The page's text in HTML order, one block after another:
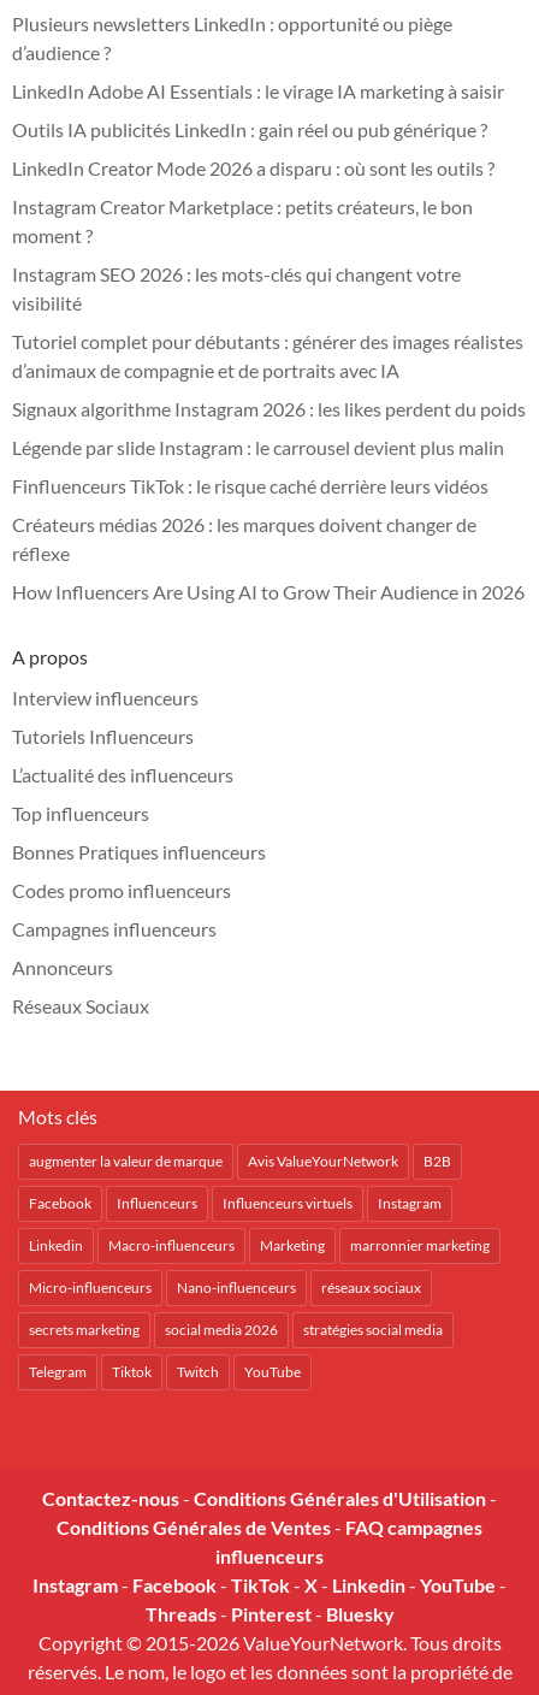
Plusieurs newsletters LinkedIn : opportunité ou piège
d’audience ?
LinkedIn Adobe AI Essentials : le virage IA marketing à saisir
Outils IA publicités LinkedIn : gain réel ou pub générique ?
LinkedIn Creator Mode 2026 a disparu : où sont les outils ?
Instagram Creator Marketplace : petits créateurs, le bon
moment ?
Instagram SEO 2026 : les mots-clés qui changent votre
visibilité
Tutoriel complet pour débutants : générer des images réalistes
d’animaux de compagnie et de portraits avec IA
Signaux algorithme Instagram 2026 : les likes perdent du poids
Légende par slide Instagram : le carrousel devient plus malin
Finfluenceurs TikTok : le risque caché derrière leurs vidéos
Créateurs médias 2026 : les marques doivent changer de
réflexe
How Influencers Are Using AI to Grow Their Audience in 2026
A propos
Interview influenceurs
Tutoriels Influenceurs
L’actualité des influenceurs
Top influenceurs
Bonnes Pratiques influenceurs
Codes promo influenceurs
Campagnes influenceurs
Annonceurs
Réseaux Sociaux
Mots clés
augmenter la valeur de marque Avis ValueYourNetwork B2B
Facebook Influenceurs Influenceurs virtuels Instagram
Linkedin Macro-influenceurs Marketing marronnier marketing
Micro-influenceurs Nano-influenceurs réseaux sociaux
secrets marketing social media 2026 stratégies social media
Telegram Tiktok Twitch YouTube
Contactez-nous- Conditions Générales d'Utilisation-
Conditions Générales de Ventes- FAQ campagnes
influenceurs
Instagram- Facebook- TikTok- X- Linkedin- YouTube -
Threads- Pinterest- Bluesky
Copyright © 2015-2026 ValueYourNetwork. Tous droits
réservés. Le nom, le logo et les données sont la propriété de